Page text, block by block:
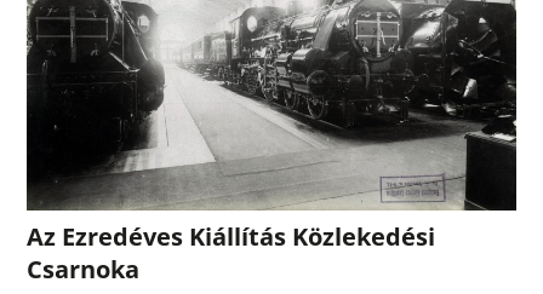
Az Ezredéves Kiállítás Közlekedési
Csarnoka